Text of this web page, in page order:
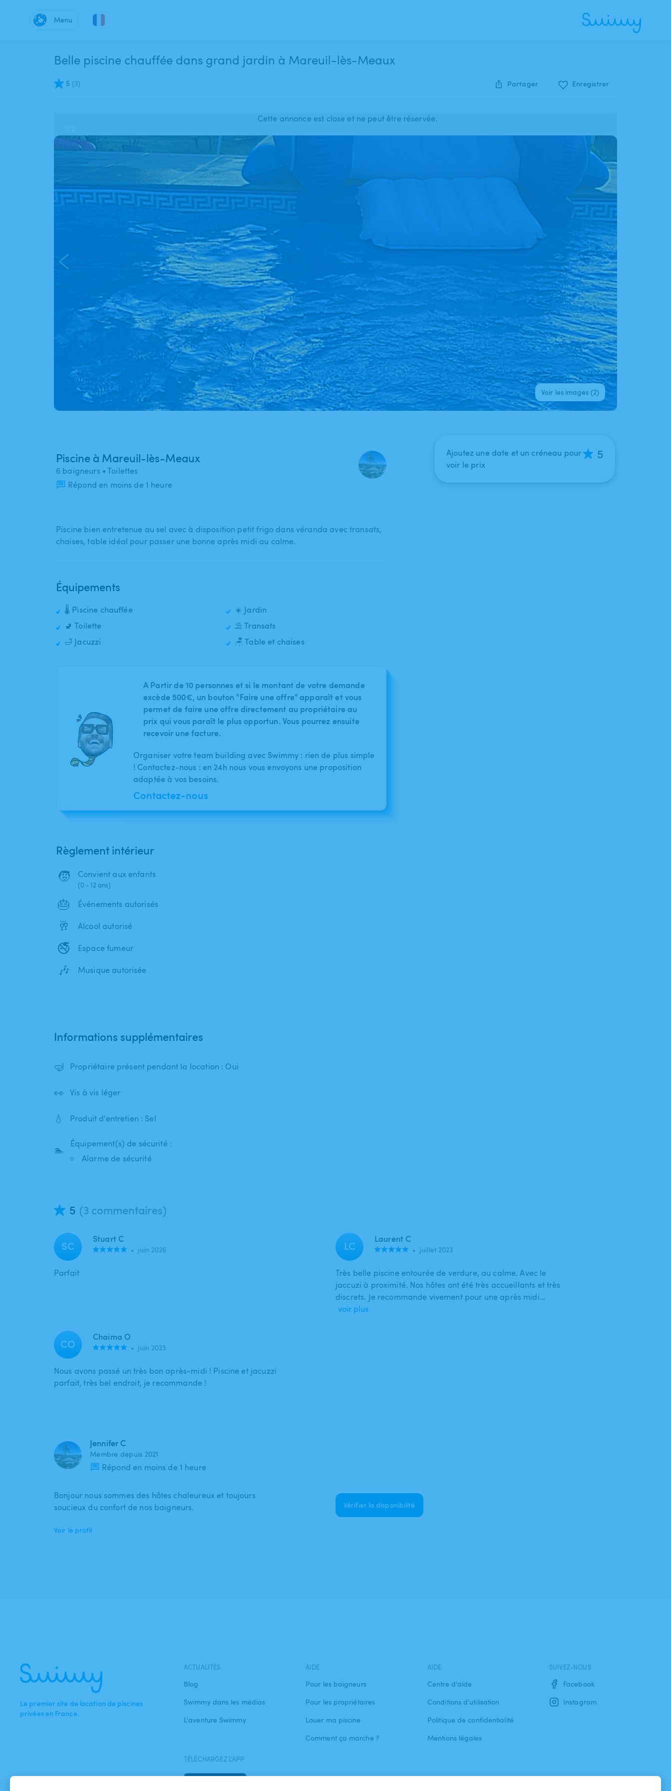
Menu
Belle piscine chauffée dans grand jardin à Mareuil-lès-Meaux
5 (3) Partager Enregistrer
Cette annonce est close et ne peut être réservée.
Voir les images (2)
Piscine à Mareuil-lès-Meaux
6 baigneurs • Toilettes
Répond en moins de 1 heure
Piscine bien entretenue au sel avec à disposition petit frigo dans véranda avec transats​,​
chaises​,​ table idéal pour passer une bonne après midi au calme.
Équipements
🌡️ Piscine chauffée
🚽 Toilette
🛁 Jacuzzi
☀️ Jardin
⛱️ Transats
🪑 Table et chaises
A Partir de 10 personnes et si le montant de votre demande
excède 500€, un bouton "Faire une offre" apparaît et vous
permet de faire une offre directement au propriétaire au
prix qui vous paraît le plus opportun. Vous pourrez ensuite
recevoir une facture.
Organiser votre team building avec Swimmy : rien de plus simple
! Contactez-nous : en 24h nous vous envoyons une proposition
adaptée à vos besoins.
Contactez-nous
Règlement intérieur
🧒 Convient aux enfants
(0 - 12 ans)
🎂 Événements autorisés
🥂 Alcool autorisé
🚭 Espace fumeur
🎶 Musique autorisée
Ajoutez une date et un créneau pour
voir le prix
5
Informations supplémentaires
🤿 Propriétaire présent pendant la location : Oui
👀 Vis à vis léger
💧 Produit d'entretien : Sel
🏊
Équipement(s) de sécurité :
Alarme de sécurité
5 (3 commentaires)
SC Stuart C
• juin 2026
Parfait
LC Laurent C
• juillet 2023
Très belle piscine entourée de verdure, au calme. Avec le
jaccuzi à proximité. Nos hôtes ont été très accueillants et très
discrets. Je recommande vivement pour une après midi…
voir plus
CO Chaima O
• juin 2023
Nous avons passé un très bon après-midi ! Piscine et jacuzzi
parfait, très bel endroit, je recommande !
Jennifer C
Membre depuis 2021
Répond en moins de 1 heure
Bonjour nous sommes des hôtes chaleureux et toujours
soucieux du confort de nos baigneurs.
Voir le profil
Vérifier la disponibilité
Le premier site de location de piscines
privées en France.
ACTUALITÉS
Blog
Swimmy dans les médias
L'aventure Swimmy
AIDE
Pour les baigneurs
Pour les propriétaires
Louer ma piscine
Comment ça marche ?
AIDE
Centre d'aide
Conditions d'utilisation
Politique de confidentialité
Mentions légales
SUIVEZ-NOUS
Facebook
Instagram
TÉLÉCHARGEZ L'APP